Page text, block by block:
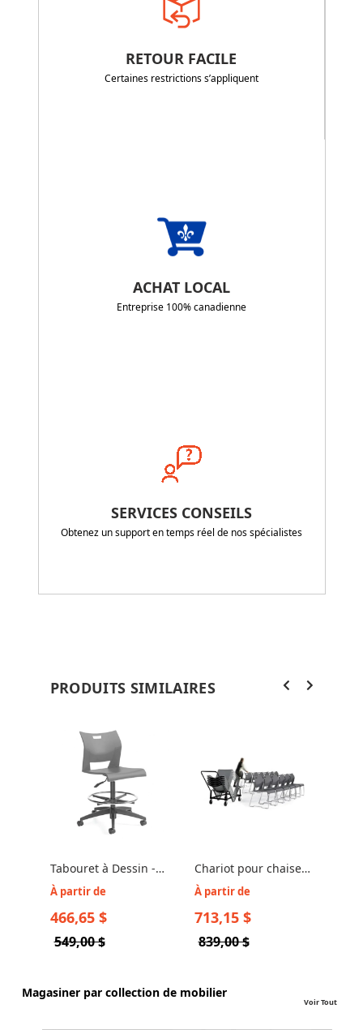
RETOUR FACILE
Certaines restrictions s’appliquent
ACHAT LOCAL
Entreprise 100% canadienne
SERVICES CONSEILS
Obtenez un support en temps réel de nos spécialistes
PRODUITS SIMILAIRES
Tabouret à Dessin -
Duet 6730/6731
À partir de
466,65 $
549,00 $
Chariot pour chaise
empilable - Duet 6624
À partir de
713,15 $
839,00 $
Magasiner par collection de mobilier
Voir Tout